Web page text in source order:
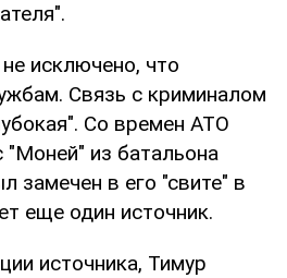
исключено, что
Связь с криминалом
Со времен АТО
"Моней" из батальона
замечен в его "свите" в
еще один источник.
источника, Тимур